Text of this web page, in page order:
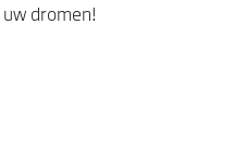
dromen!